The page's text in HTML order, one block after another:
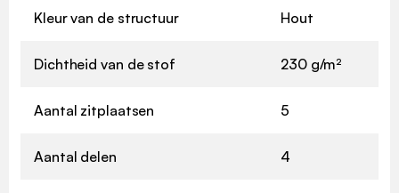
Kleur van de structuur Hout
Dichtheid van de stof 230 g/m²
Aantal zitplaatsen 5
Aantal delen 4